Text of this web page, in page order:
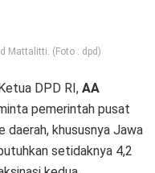
Mattalitti. (Foto : dpd)
DPD RI, AA
pemerintah pusat
daerah, khususnya Jawa
setidaknya 4,2